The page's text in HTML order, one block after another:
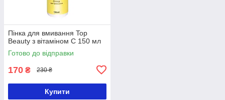
Пінка для вмивання Top
Beauty з вітаміном С 150 мл
Готово до відправки
170 ₴ 230 ₴
Купити